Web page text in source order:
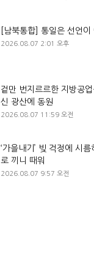
[남북통합] 통일은 선언
2026.08.07 2:01 오후
겉만 번지르르한 지방공
신 광산에 동원
2026.08.07 11:59 오전
‘가을내기’ 빚 걱정에 시
로 끼니 때워
2026.08.07 9:57 오전